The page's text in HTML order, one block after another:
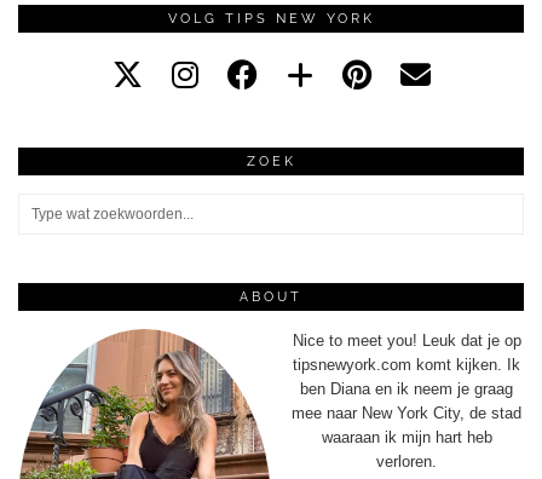
VOLG TIPS NEW YORK
ZOEK
ABOUT
Nice to meet you! Leuk dat je op
tipsnewyork.com komt kijken. Ik
ben Diana en ik neem je graag
mee naar New York City, de stad
waaraan ik mijn hart heb
verloren.